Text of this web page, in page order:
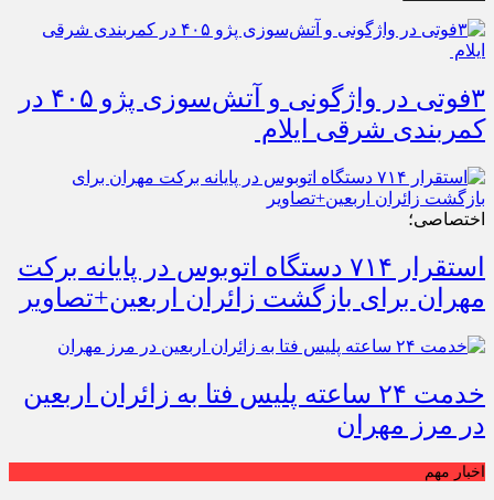
۳فوتی در واژگونی و آتش‌سوزی پژو ۴۰۵ در
کمربندی شرقی ایلام
اختصاصی؛
استقرار ۷۱۴ دستگاه اتوبوس در پایانه برکت
مهران برای بازگشت زائران اربعین+تصاویر
خدمت ۲۴ ساعته پلیس فتا به زائران اربعین
در مرز مهران
اخبار مهم